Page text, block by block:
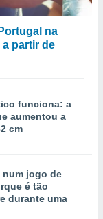
na
partir de
funciona: a
aumentou a
cm
num jogo de
é tão
durante uma